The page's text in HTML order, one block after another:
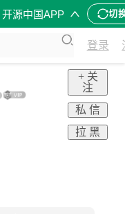
开源中国APP 切
登录
+ 关
注
私 信
拉 黑